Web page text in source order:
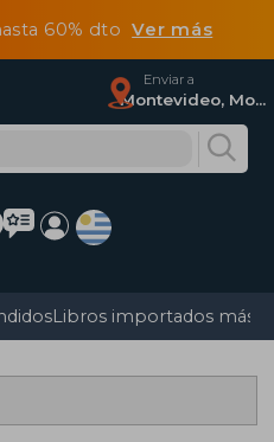
60% dtoVer más
Enviar a
Montevideo, Montevideo
Libros importados más